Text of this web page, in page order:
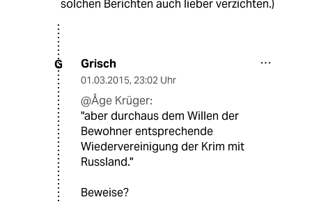
solchen Berichten auch lieber verzichten.)
G Grisch
01.03.2015, 23:02 Uhr
@Åge Krüger:
"aber durchaus dem Willen der
Bewohner entsprechende
Wiedervereinigung der Krim mit
Russland."
Beweise?